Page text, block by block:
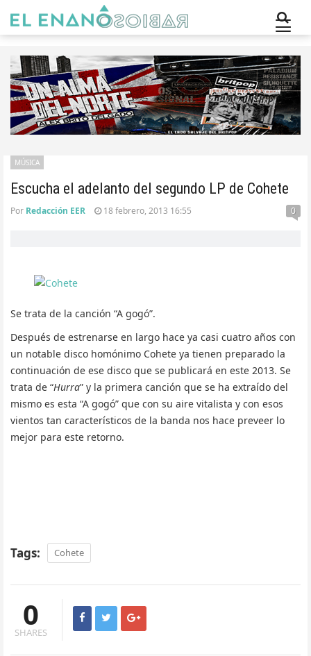
Escucha el adelanto del segundo LP de Cohete
MÚSICA
Por Redacción EER 18 febrero, 2013 16:55 0
Se trata de la canción “A gogó”.
Después de estrenarse en largo hace ya casi cuatro años con
un notable disco homónimo Cohete ya tienen preparado la
continuación de ese disco que se publicará en este 2013. Se
trata de “Hurra” y la primera canción que se ha extraído del
mismo es esta “A gogó” que con su aire vitalista y con esos
vientos tan característicos de la banda nos hace preveer lo
mejor para este retorno.
Tags: Cohete
0
SHARES